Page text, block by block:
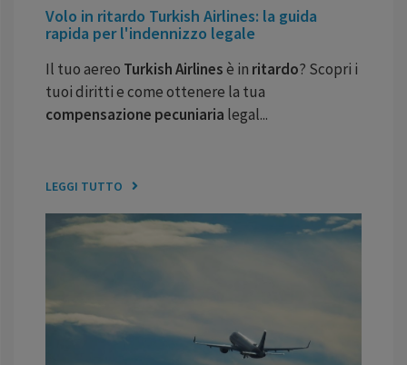
Volo in ritardo Turkish Airlines: la guida
rapida per l'indennizzo legale
Il tuo aereo Turkish Airlinesè in ritardo? Scopri i
tuoi diritti e come ottenere la tua
compensazione pecuniaria legal...
LEGGI TUTTO